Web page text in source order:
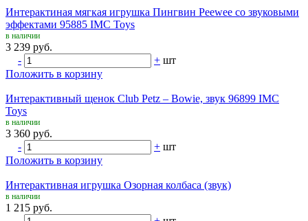
Интерактиная мягкая игрушка Пингвин Peewee со звуковыми
эффектами 95885 IMC Toys
в наличии
3 239 руб.
-
+ шт
Положить в корзину
Интерактивный щенок Club Petz – Bowie, звук 96899 IMC
Toys
в наличии
3 360 руб.
-
+ шт
Положить в корзину
Интерактивная игрушка Озорная колбаса (звук)
в наличии
1 215 руб.